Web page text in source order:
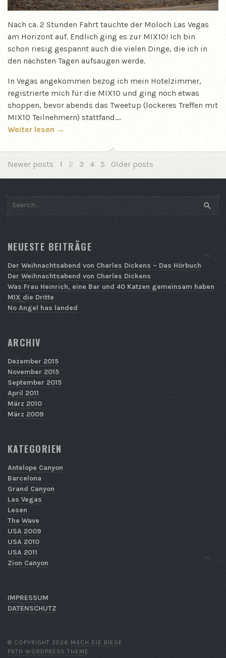
Nach ca. 2 Stunden Fahrt tauchte der Moloch Las Vegas
am Horizont auf. Endlich ging es zur MIX10! Ich bin
schon riesig gespannt auch die vielen Dinge, die ich in
den nächsten Tagen aufsaugen werde.
In Vegas angekommen bezog ich mein Hotelzimmer,
registrierte mich für die MIX10 und ging noch etwas
shoppen, bevor abends das Tweetup (lockeres Treffen mit
MIX10 Teilnehmern) stattfand.…
Weiter lesen →
Choose
page
Newer posts 1 2 3 4 5 Older posts
NEUESTE BEITRÄGE
Der Weihnachtsabend von Charles Dickens – Das Hörbuch
Der Weihnachtsabend von Charles Dickens
Was Frau Heinrich, eine Bar und 40 Katzen gemeinsam haben
MIX die Dritte
No Angel has landed
ARCHIV
Dezember 2015
November 2015
September 2015
April 2011
März 2010
März 2009
KATEGORIEN
Antelope Canyon
Barcelona
Grand Canyon
Las Vegas
Lesen
The Wave
USA 2009
USA 2010
USA 2011
Zion Canyon
IMPRESSUM
DATENSCHUTZ
© COPYRIGHT 2026 MACH DIE BIEGE
PATH WORDPRESS THEME